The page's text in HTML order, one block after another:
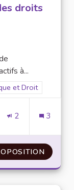
droits
à...
et
résultats pour le
et Droit
2 3